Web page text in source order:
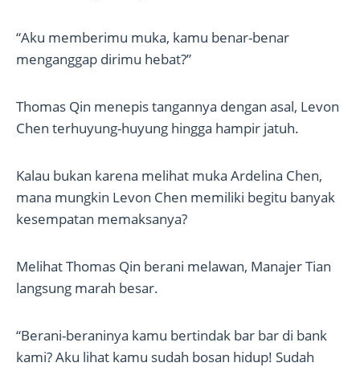
“Aku memberimu muka, kamu benar-benar
menganggap dirimu hebat?”
Thomas Qin menepis tangannya dengan asal, Levon
Chen terhuyung-huyung hingga hampir jatuh.
Kalau bukan karena melihat muka Ardelina Chen,
mana mungkin Levon Chen memiliki begitu banyak
kesempatan memaksanya?
Melihat Thomas Qin berani melawan, Manajer Tian
langsung marah besar.
“Berani-beraninya kamu bertindak bar bar di bank
kami? Aku lihat kamu sudah bosan hidup! Sudah